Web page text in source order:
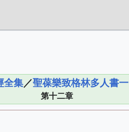
全集／聖葆樂致格林多人書一
第十二章